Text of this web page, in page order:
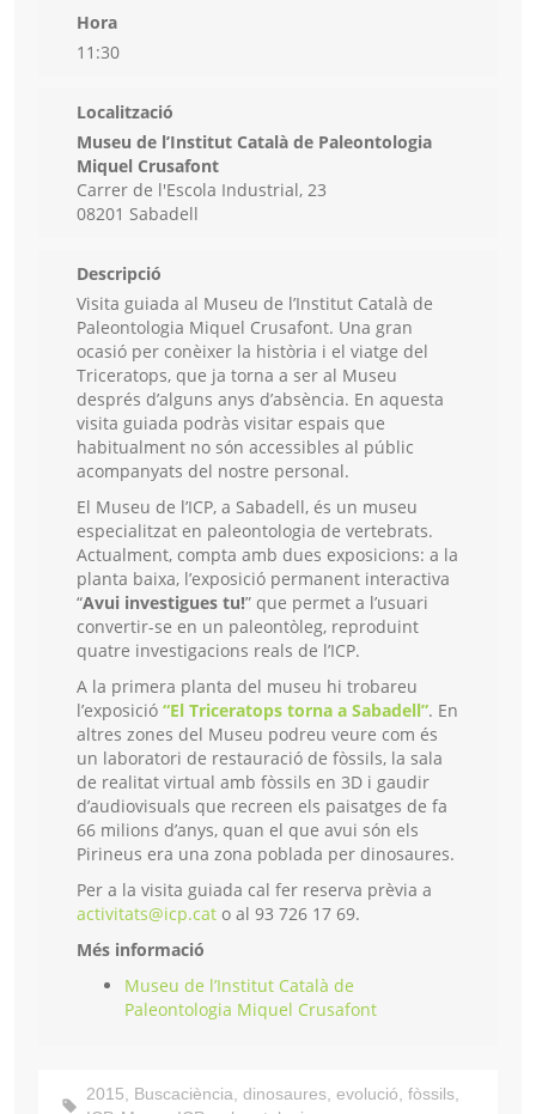
Hora
11:30
Localització
Museu de l’Institut Català de Paleontologia
Miquel Crusafont
Carrer de l'Escola Industrial, 23
08201 Sabadell
Descripció
Visita guiada al Museu de l’Institut Català de
Paleontologia Miquel Crusafont. Una gran
ocasió per conèixer la història i el viatge del
Triceratops, que ja torna a ser al Museu
després d’alguns anys d’absència. En aquesta
visita guiada podràs visitar espais que
habitualment no són accessibles al públic
acompanyats del nostre personal.
El Museu de l’ICP, a Sabadell, és un museu
especialitzat en paleontologia de vertebrats.
Actualment, compta amb dues exposicions: a la
planta baixa, l’exposició permanent interactiva
“Avui investigues tu!” que permet a l’usuari
convertir-se en un paleontòleg, reproduint
quatre investigacions reals de l’ICP.
A la primera planta del museu hi trobareu
l’exposició “El Triceratops torna a Sabadell”. En
altres zones del Museu podreu veure com és
un laboratori de restauració de fòssils, la sala
de realitat virtual amb fòssils en 3D i gaudir
d’audiovisuals que recreen els paisatges de fa
66 milions d’anys, quan el que avui són els
Pirineus era una zona poblada per dinosaures.
Per a la visita guiada cal fer reserva prèvia a
activitats@icp.cat o al 93 726 17 69.
Més informació
Museu de l’Institut Català de
Paleontologia Miquel Crusafont
2015, Buscaciència, dinosaures, evolució, fòssils,